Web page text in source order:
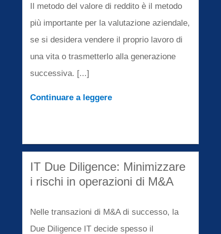
Il metodo del valore di reddito è il metodo
più importante per la valutazione aziendale,
se si desidera vendere il proprio lavoro di
una vita o trasmetterlo alla generazione
successiva. [...]
Continuare a leggere
IT Due Diligence: Minimizzare
i rischi in operazioni di M&A
Nelle transazioni di M&A di successo, la
Due Diligence IT decide spesso il